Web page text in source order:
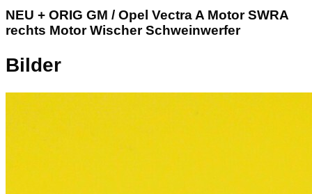
NEU + ORIG GM / Opel Vectra A Motor SWRA
rechts Motor Wischer Schweinwerfer
Bilder